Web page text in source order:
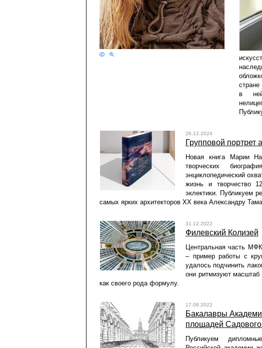
в
26.12.2024
Групповой портрет
Новая книга Марии
творческих
энциклопедический
жизнь и творчество
эклектики. Публикуем
самых ярких архитекторов ХХ века Александру
31.12.2022
Филевский Колизей
Центральная часть
– пример работы с
удалось подчинить
они ритмизуют масштаб
как своего рода формулу.
17.08.2022
Бакалавры
площадей Садового
Публикуем